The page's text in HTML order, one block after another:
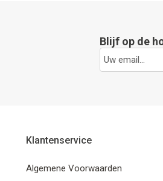
Blijf op de
Klantenservice
Algemene Voorwaarden